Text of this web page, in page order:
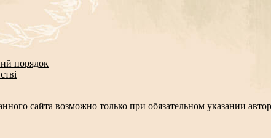
порядок
сайта возможно только при обязательном указании